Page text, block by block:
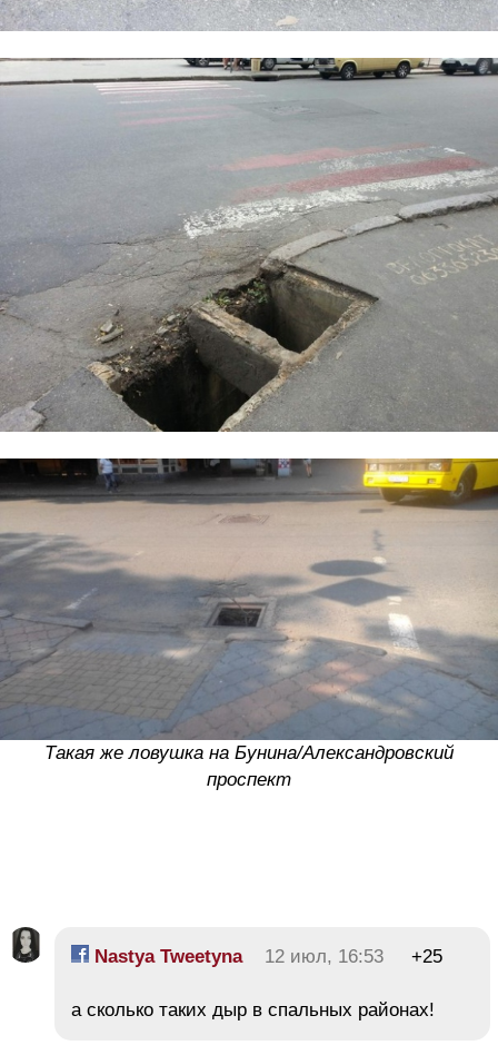
Такая же ловушка на Бунина/Александровский
проспект
Nastya Tweetyna 12 июл, 16:53 +25
а сколько таких дыр в спальных районах!